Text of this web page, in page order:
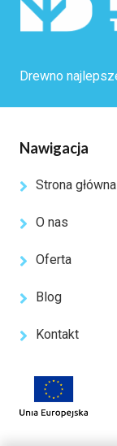
Drewno
Nawigacja
Strona główna
O nas
Oferta
Blog
Kontakt